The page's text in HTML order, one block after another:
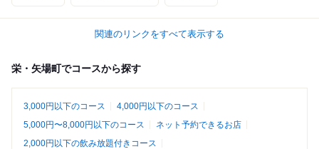
関連のリンクをすべて表示する
栄・矢場町でコースから探す
3,000円以下のコース
4,000円以下のコース
5,000円〜8,000円以下のコース
ネット予約できるお店
2,000円以下の飲み放題付きコース